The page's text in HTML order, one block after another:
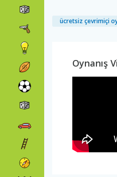
ücretsiz çevrimiçi
Oynanış